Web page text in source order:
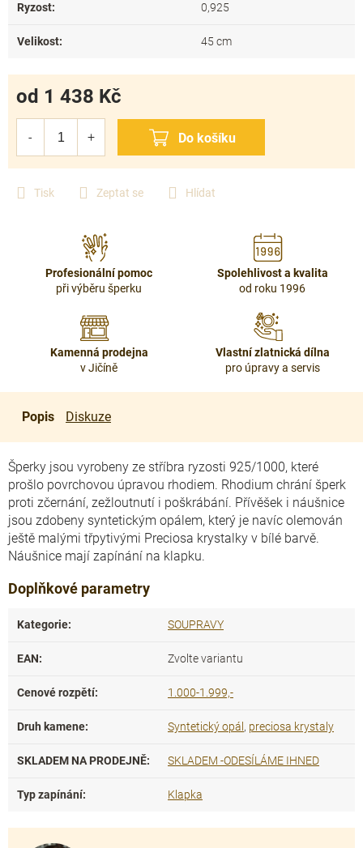
Tisk Zeptat se Hlídat
od 1 438 Kč
Ryzost: 0,925
Velikost: 45 cm
Profesionální pomoc
při výběru šperku
Spolehlivost a kvalita
od roku 1996
Kamenná prodejna
v Jičíně
Vlastní zlatnická dílna
pro úpravy a servis
Popis Diskuze
Šperky jsou vyrobeny ze stříbra ryzosti 925/1000, které
prošlo povrchovou úpravou rhodiem. Rhodium chrání šperk
proti zčernání, zežloutnutí i poškrábání. Přívěšek i náušnice
jsou zdobeny syntetickým opálem, který je navíc olemován
ještě malými třpytivými Preciosa krystalky v bílé barvě.
Náušnice mají zapínání na klapku.
Doplňkové parametry
Kategorie: SOUPRAVY
EAN: Zvolte variantu
Cenové rozpětí: 1.000-1.999,-
Druh kamene: Syntetický opál , preciosa krystaly
SKLADEM NA PRODEJNĚ: SKLADEM -ODESÍLÁME IHNED
Typ zapínání: Klapka